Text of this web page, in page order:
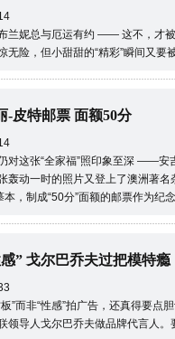
兰妮总与厄运有约 —— 这不，才
无险，但小甜甜的“精彩”瞬间又要
-皮特邮票 面额50分
对这张“全家福”照印象至深 ——安
动一时的照片又登上了澳洲著名
，制成“50分”面额的邮票作为纪
” 戈尔巴乔夫过把模特瘾
”而非“性感”拍广告，还真得要点
领导人戈尔巴乔夫做品牌代言人